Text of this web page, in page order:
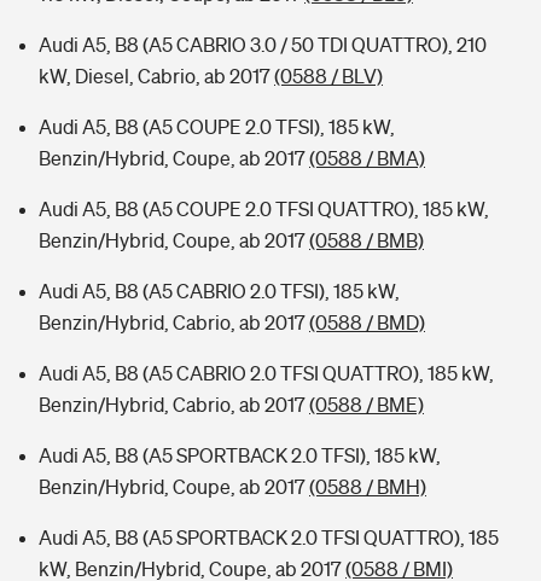
Audi A5, B8 (A5 CABRIO 3.0 / 50 TDI QUATTRO), 210
kW, Diesel, Cabrio, ab 2017(0588 / BLV)
Audi A5, B8 (A5 COUPE 2.0 TFSI), 185 kW,
Benzin/Hybrid, Coupe, ab 2017(0588 / BMA)
Audi A5, B8 (A5 COUPE 2.0 TFSI QUATTRO), 185 kW,
Benzin/Hybrid, Coupe, ab 2017(0588 / BMB)
Audi A5, B8 (A5 CABRIO 2.0 TFSI), 185 kW,
Benzin/Hybrid, Cabrio, ab 2017(0588 / BMD)
Audi A5, B8 (A5 CABRIO 2.0 TFSI QUATTRO), 185 kW,
Benzin/Hybrid, Cabrio, ab 2017(0588 / BME)
Audi A5, B8 (A5 SPORTBACK 2.0 TFSI), 185 kW,
Benzin/Hybrid, Coupe, ab 2017(0588 / BMH)
Audi A5, B8 (A5 SPORTBACK 2.0 TFSI QUATTRO), 185
kW, Benzin/Hybrid, Coupe, ab 2017(0588 / BMI)